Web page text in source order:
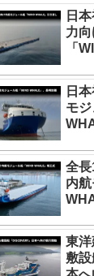
日
力
「
日
モ
全
内
東
敷